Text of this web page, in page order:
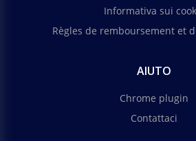
Informativa sui
Règles de remboursement et
AIUTO
Chrome plugin
Contattaci